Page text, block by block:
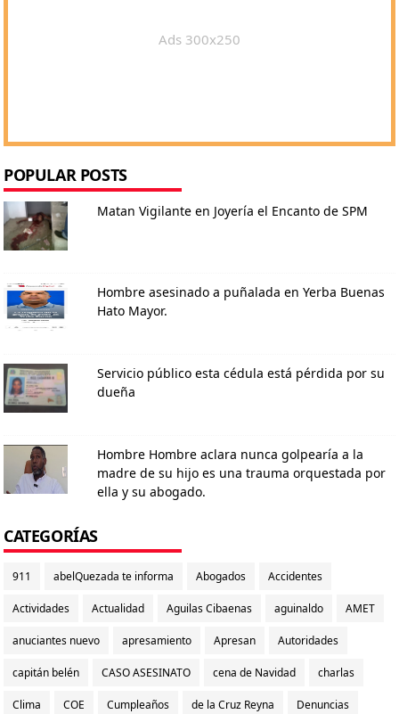
Ads 300x250
POPULAR POSTS
Matan Vigilante en Joyería el Encanto de SPM
Hombre asesinado a puñalada en Yerba Buenas
Hato Mayor.
Servicio público esta cédula está pérdida por su
dueña
Hombre Hombre aclara nunca golpearía a la
madre de su hijo es una trauma orquestada por
ella y su abogado.
CATEGORÍAS
911 abelQuezada te informa Abogados Accidentes
Actividades Actualidad Aguilas Cibaenas aguinaldo AMET
anuciantes nuevo apresamiento Apresan Autoridades
capitán belén CASO ASESINATO cena de Navidad charlas
Clima COE Cumpleaños de la Cruz Reyna Denuncias